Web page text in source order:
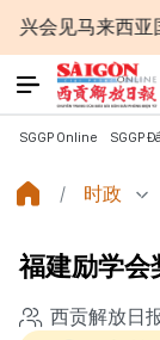
马来西亚国防部
SGGP Online SGGP
时政
福建励学会
西贡解放日